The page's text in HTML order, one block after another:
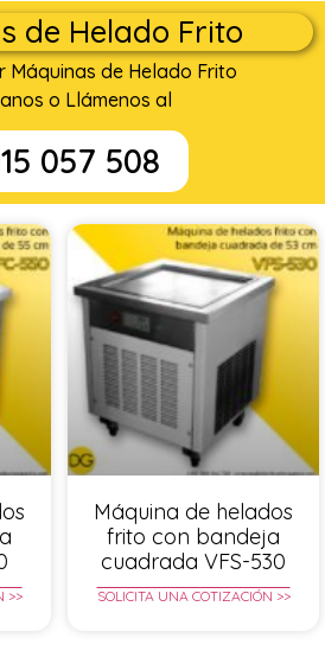
de Helado Frito
Máquinas de Helado Frito
o Llámenos al
057 508
>>
Máquina de helados
frito con bandeja
cuadrada VFS-530
SOLICITA UNA COTIZACIÓN >>